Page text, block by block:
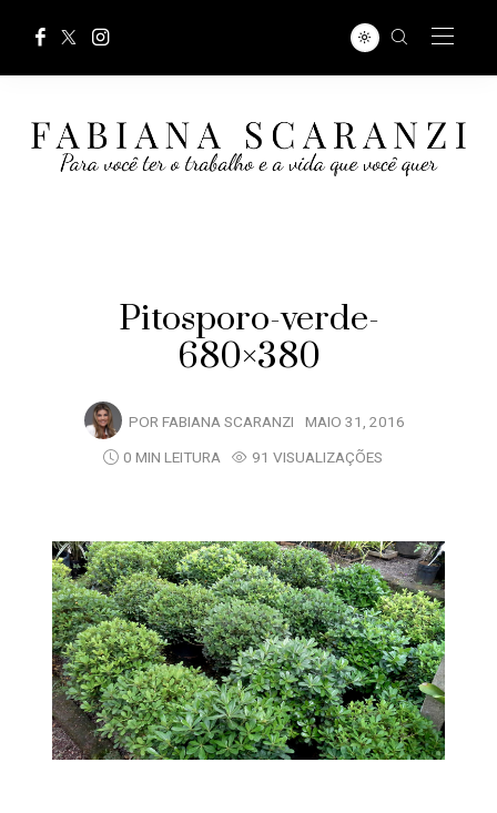
Pitosporo-verde-
680×380
POR FABIANA SCARANZI MAIO 31, 2016
0 MIN LEITURA
91 VISUALIZAÇÕES